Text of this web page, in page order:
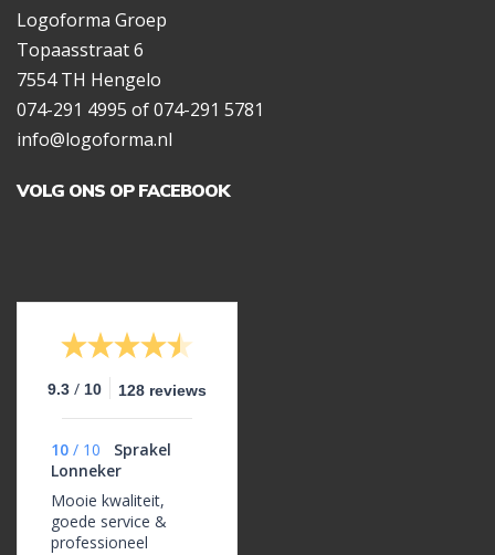
Logoforma Groep
Topaasstraat 6
7554 TH Hengelo
074-291 4995 of 074-291 5781
info@logoforma.nl
VOLG ONS OP FACEBOOK
9.3 / 10 128 reviews
10 / 10
Sprakel
Lonneker
Mooie kwaliteit,
goede service &
professioneel